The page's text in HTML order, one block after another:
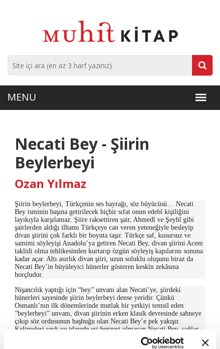
Necati Bey - Şiirin
Beylerbeyi
Ozan Yılmaz
Şiirin beylerbeyi, Türkçenin ses bayrağı, söz büyücüsü… Necati
Bey isminin başına getirilecek hiçbir sıfat onun edebî kişiliğini
layıkıyla karşılamaz. Şiire raksettiren şair, Ahmedî ve Şeyhî gibi
şairlerden aldığı ilhamı Türkçeye can veren yeteneğiyle besleyip
divan şiirini çok farklı bir boyuta taşır. Türkçe saf, kusursuz ve
samimi söyleyişi Anadolu’ya getiren Necati Bey, divan şiirini Acem
taklidi olma tehlikesinden kurtarıp özgün söyleyiş kapılarını sonuna
kadar açar. Altı asırlık divan şiiri, uzun soluklu oluşunu biraz da
Necati Bey’in büyüleyici hünerler gösteren keskin zekâsına
borçludur.
Nişancılık yaptığı için “bey” unvanı alan Necati’ye, şiirdeki
hünerleri sayesinde şiirin beylerbeyi dense yeridir. Çünkü
Osmanlı’nın ilk dönemlerinde mutlak bir yetkiyi temsil eden
“beylerbeyi” unvanı, divan şiirinin erken klasik devresinde sahneye
çıkıp söz ordusunun başbuğu olan Necati Bey’e pek yakışır.
Kelimeleri sevk ve idarede eşi benzeri olmayan Necati Bey, çağlar
ötesine gönderdiği bu orduyla birçok şairin gönlünü fethedip
bereketli Türk topraklarında yeni şiir burçlarının kurulmasına